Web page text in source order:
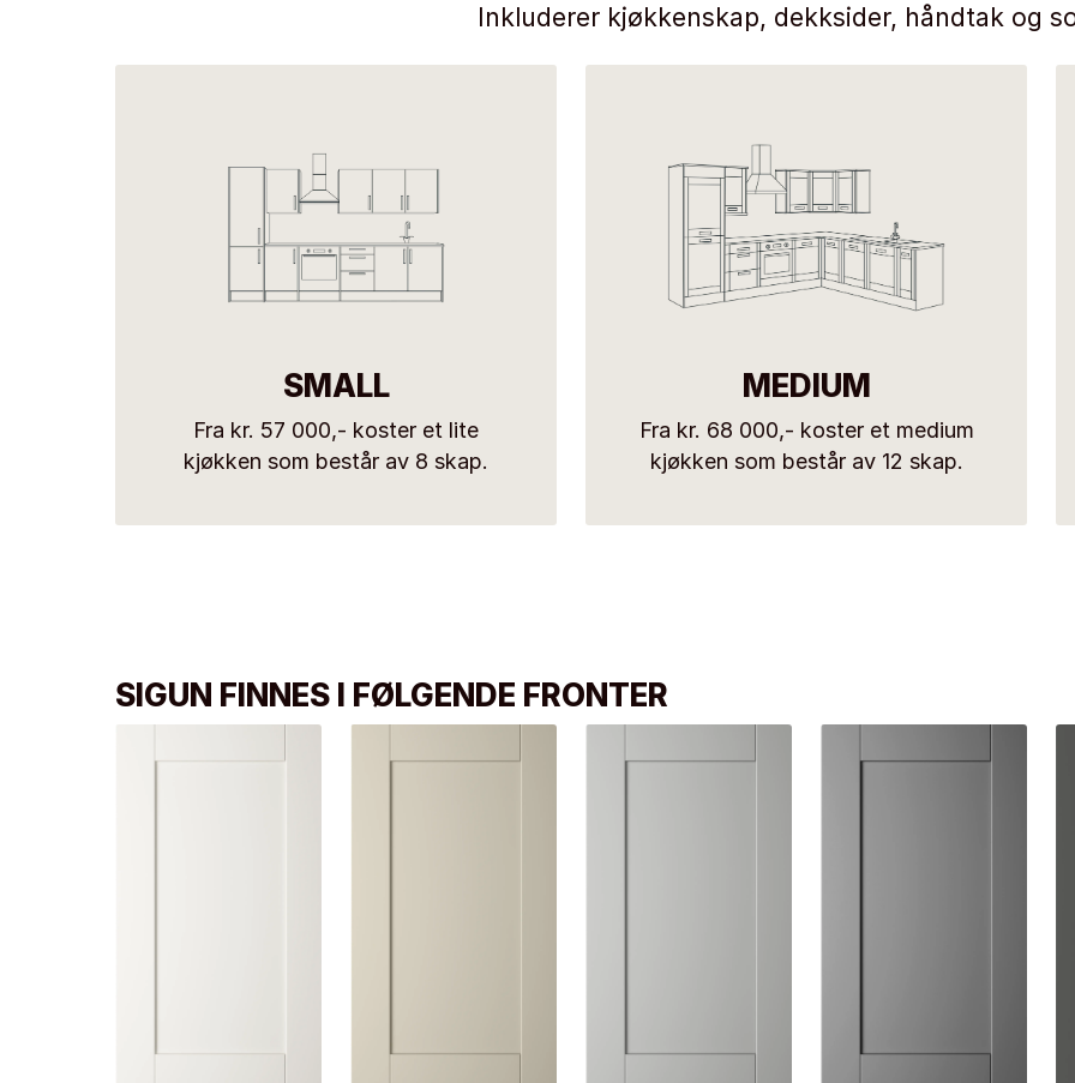
Inkluderer kjøkkenskap, dekksider, håndtak og
SMALL
Fra kr. 57 000,- koster et lite
kjøkken som består av 8 skap.
MEDIUM
Fra kr. 68 000,- koster et medium
kjøkken som består av 12 skap.
SIGUN FINNES I FØLGENDE FRONTER